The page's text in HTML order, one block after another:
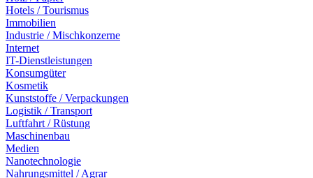
Hotels / Tourismus
Immobilien
Industrie / Mischkonzerne
Internet
IT-Dienstleistungen
Konsumgüter
Kosmetik
Kunststoffe / Verpackungen
Logistik / Transport
Luftfahrt / Rüstung
Maschinenbau
Medien
Nanotechnologie
Nahrungsmittel / Agrar